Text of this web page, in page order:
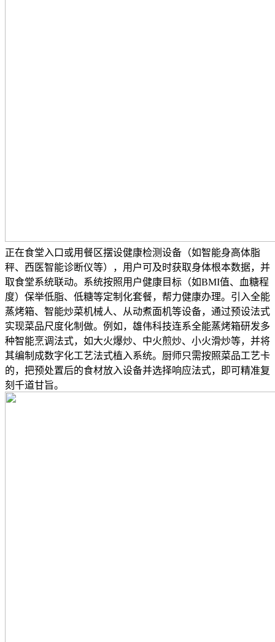
正在食堂入口或用餐区摆设健康检测设备（如智能身高体脂
秤、西医智能诊断仪等），用户可及时获取身体根本数据，并
取食堂系统联动。系统按照用户健康目标（如BMI值、血糖程
度）保举低脂、低糖等定制化套餐，帮力健康办理。引入全能
蒸烤箱、智能炒菜机械人、从动煮面机等设备，通过预设法式
实现菜品尺度化制做。例如，雄伟科技连系全能蒸烤箱研发多
种智能烹调法式，如大火爆炒、中火煎炒、小火滑炒等，并将
其编制成数字化工艺法式植入系统。厨师只需按照菜品工艺卡
的，把预处置后的食材放入设备并选择响应法式，即可精准复
刻千道甘旨。